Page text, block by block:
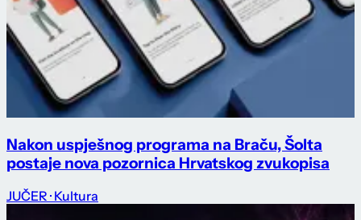
Nakon uspješnog programa na Braču, Šolta
postaje nova pozornica Hrvatskog zvukopisa
JUČER · Kultura